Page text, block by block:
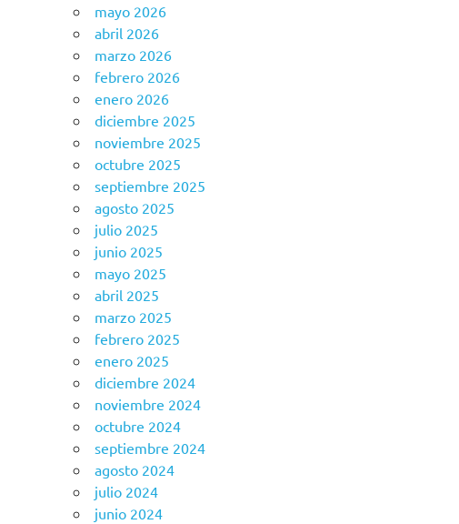
mayo 2026
abril 2026
marzo 2026
febrero 2026
enero 2026
diciembre 2025
noviembre 2025
octubre 2025
septiembre 2025
agosto 2025
julio 2025
junio 2025
mayo 2025
abril 2025
marzo 2025
febrero 2025
enero 2025
diciembre 2024
noviembre 2024
octubre 2024
septiembre 2024
agosto 2024
julio 2024
junio 2024